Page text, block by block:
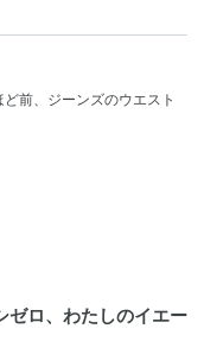
前、ジーンズのウエスト
ゼロ、わたしのイエー